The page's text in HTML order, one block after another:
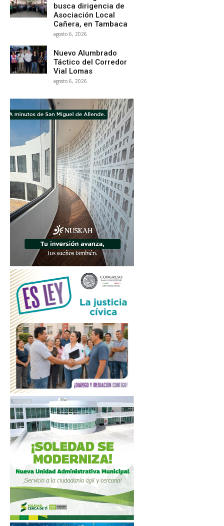
busca dirigencia de
Asociación Local
Cañera, en Tambaca
agosto 6, 2026
Nuevo Alumbrado
Táctico del Corredor
Vial Lomas
agosto 6, 2026